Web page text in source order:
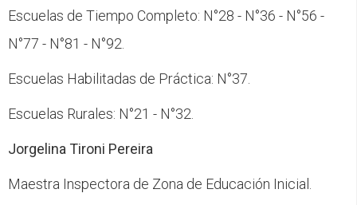
Escuelas de Tiempo Completo: N°28 - N°36 - N°56 -
N°77 - N°81 - N°92.
Escuelas Habilitadas de Práctica: N°37.
Escuelas Rurales: N°21 - N°32.
Jorgelina Tironi Pereira
Maestra Inspectora de Zona de Educación Inicial.